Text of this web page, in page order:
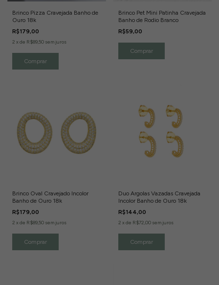
Brinco Pizza Cravejada Banho de
Ouro 18k
R$179,00
2 x de R$89,50 sem juros
Brinco Pet Mini Patinha Cravejada
Banho de Rodio Branco
R$59,00
Brinco Oval Cravejado Incolor
Banho de Ouro 18k
R$179,00
2 x de R$89,50 sem juros
Duo Argolas Vazadas Cravejada
Incolor Banho de Ouro 18k
R$144,00
2 x de R$72,00 sem juros